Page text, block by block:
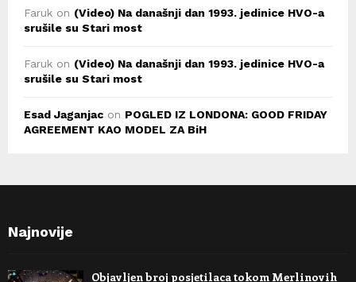
Faruk on (Video) Na današnji dan 1993. jedinice HVO-a
srušile su Stari most
Faruk on (Video) Na današnji dan 1993. jedinice HVO-a
srušile su Stari most
Esad Jaganjac on POGLED IZ LONDONA: GOOD FRIDAY
AGREEMENT KAO MODEL ZA BiH
Najnovije
Objavljen broj posjetilaca tokom Merlinovih